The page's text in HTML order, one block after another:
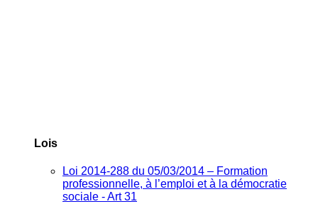
Lois
Loi 2014-288 du 05/03/2014 – Formation
professionnelle, à l’emploi et à la démocratie
sociale - Art 31